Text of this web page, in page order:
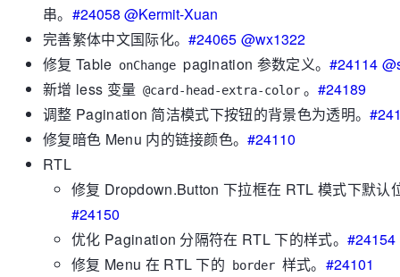
串。 #24058 @Kermit-Xuan
完善繁体中文国际化。#24065 @wx1322
修复 Table onChange pagination 参数定义。#24114
新增 less 变量 @card-head-extra-color 。 #24189
调整 Pagination 简洁模式下按钮的背景色为透明。
修复暗色 Menu 内的链接颜色。#24110
RTL
修复 Dropdown.Button 下拉框在 RTL 模式下默认
#24150
优化 Pagination 分隔符在 RTL 下的样式。 #24154
修复 Menu 在 RTL 下的
border 样式。 #24101